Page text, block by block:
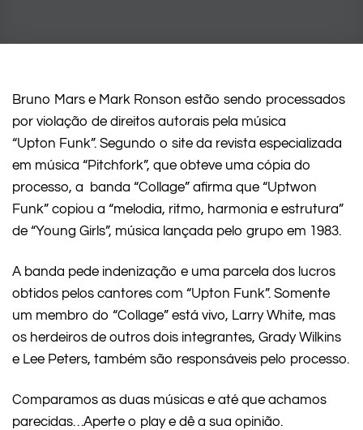
Bruno Mars e Mark Ronson estão sendo processados
por violação de direitos autorais pela música
“Upton Funk”. Segundo o site da revista especializada
em música “Pitchfork”, que obteve uma cópia do
processo, a banda “Collage” afirma que “Uptwon
Funk” copiou a “melodia, ritmo, harmonia e estrutura”
de “Young Girls”, música lançada pelo grupo em 1983.
A banda pede indenização e uma parcela dos lucros
obtidos pelos cantores com “Upton Funk”. Somente
um membro do “Collage” está vivo, Larry White, mas
os herdeiros de outros dois integrantes, Grady Wilkins
e Lee Peters, também são responsáveis pelo processo.
Comparamos as duas músicas e até que achamos
parecidas…Aperte o play e dê a sua opinião.